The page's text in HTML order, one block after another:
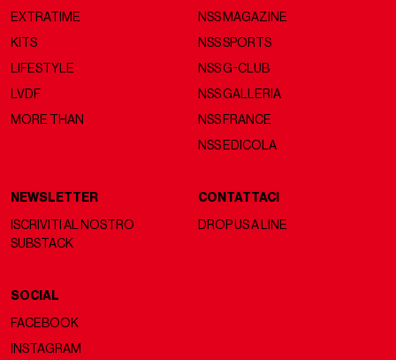
EXTRATIME
KITS
LIFESTYLE
LVDF
MORE THAN
NSS MAGAZINE
NSS SPORTS
NSS G-CLUB
NSS GALLERIA
NSS FRANCE
NSS EDICOLA
NEWSLETTER
ISCRIVITI AL NOSTRO
SUBSTACK
CONTATTACI
DROP US A LINE
SOCIAL
FACEBOOK
INSTAGRAM